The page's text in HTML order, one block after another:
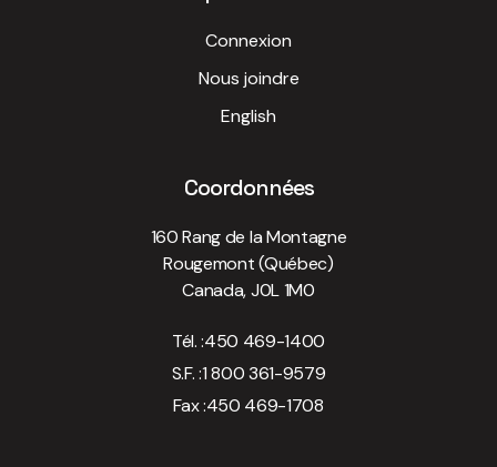
Connexion
Nous joindre
English
Coordonnées
160 Rang de la Montagne
Rougemont (Québec)
Canada, J0L 1M0
Tél. :450 469-1400
S.F. :1 800 361-9579
Fax :450 469-1708